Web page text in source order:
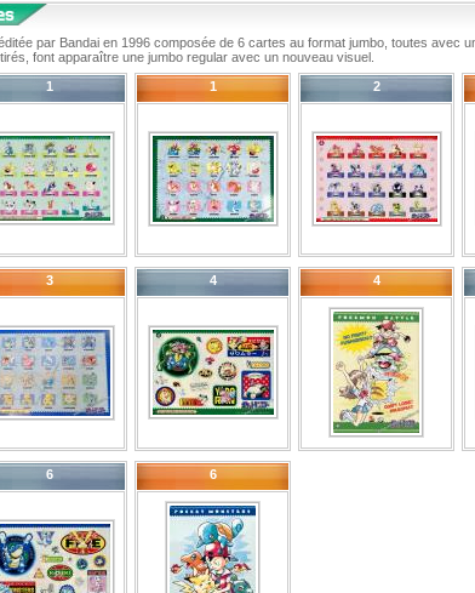
par Bandai en 1996 composée de 6 cartes au format jumbo, toutes avec
font apparaître une jumbo regular avec un nouveau visuel.
1
1 2
3 4 4
6 6